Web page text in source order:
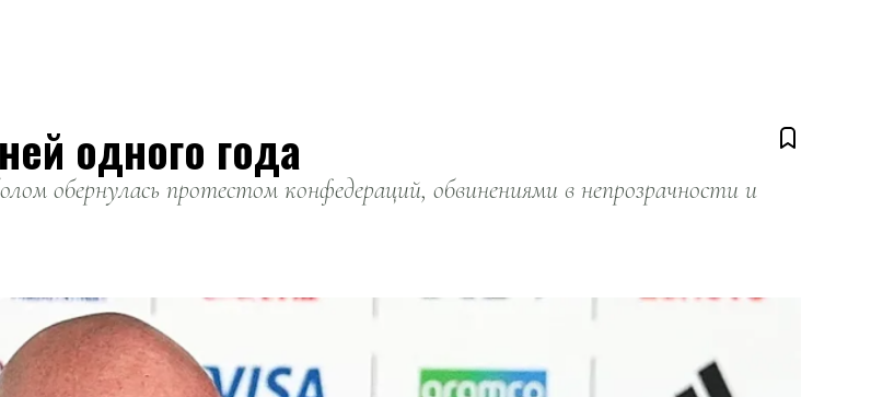
одного года
обернулась протестом конфедераций, обвинениями в непрозрачности и